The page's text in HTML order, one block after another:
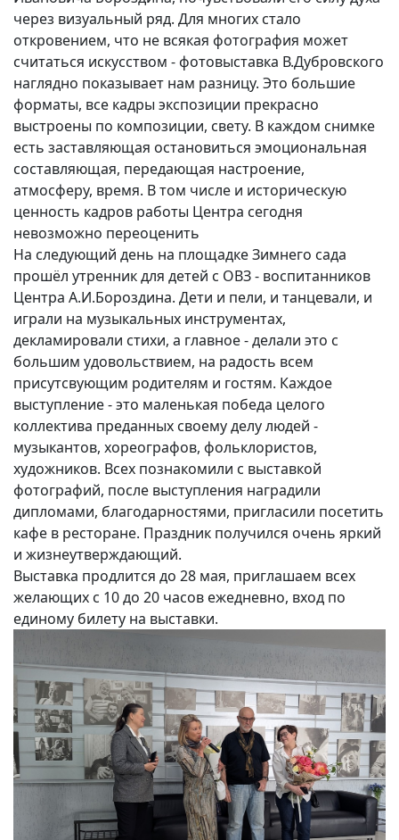
через визуальный ряд. Для многих стало
откровением, что не всякая фотография может
считаться искусством - фотовыставка В.Дубровского
наглядно показывает нам разницу. Это большие
форматы, все кадры экспозиции прекрасно
выстроены по композиции, свету. В каждом снимке
есть заставляющая остановиться эмоциональная
составляющая, передающая настроение,
атмосферу, время. В том числе и историческую
ценность кадров работы Центра сегодня
невозможно переоценить
На следующий день на площадке Зимнего сада
прошёл утренник для детей с ОВЗ - воспитанников
Центра А.И.Бороздина. Дети и пели, и танцевали, и
играли на музыкальных инструментах,
декламировали стихи, а главное - делали это с
большим удовольствием, на радость всем
присутсвующим родителям и гостям. Каждое
выступление - это маленькая победа целого
коллектива преданных своему делу людей -
музыкантов, хореографов, фольклористов,
художников. Всех познакомили с выставкой
фотографий, после выступления наградили
дипломами, благодарностями, пригласили посетить
кафе в ресторане. Праздник получился очень яркий
и жизнеутверждающий.
Выставка продлится до 28 мая, приглашаем всех
желающих с 10 до 20 часов ежедневно, вход по
единому билету на выставки.